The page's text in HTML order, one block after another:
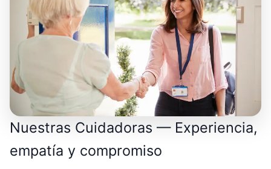
Nuestras Cuidadoras — Experiencia,
empatía y compromiso